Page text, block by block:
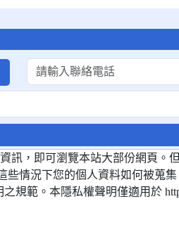
訊，即可瀏覽本站大部份網頁。
情況下您的個人資料如何被蒐集
範。本隱私權聲明僅適用於